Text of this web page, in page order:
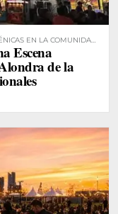
EN LA COMUNIDAD
Escena
de la